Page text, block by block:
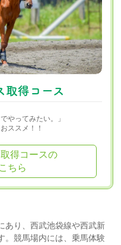
取得コース
やってみたい。」
ススメ！！
得コースの
ちら
あり、西武池袋線や西武新
。競馬場内には、乗馬体験